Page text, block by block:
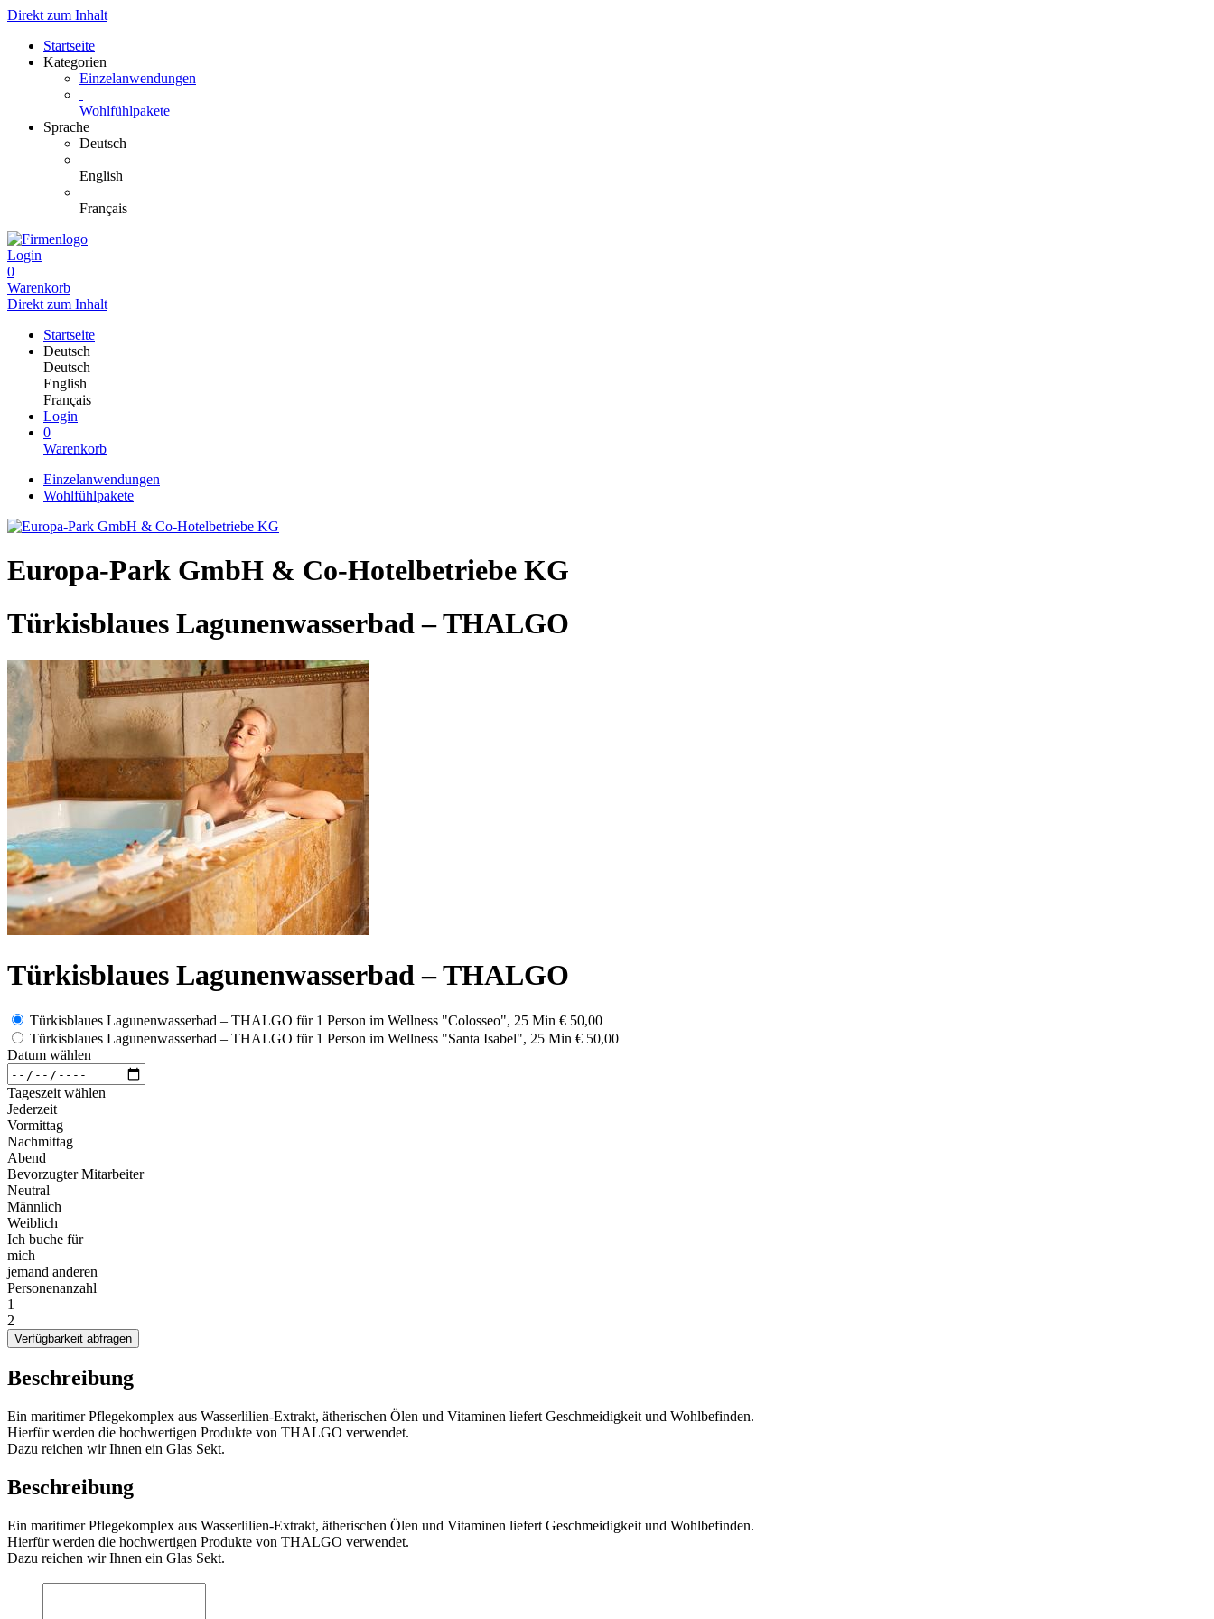
Direkt zum Inhalt
Startseite
Kategorien
Einzelanwendungen
Wohlfühlpakete
Sprache
Deutsch
English
Français
Login
0
Warenkorb
Direkt zum Inhalt
Startseite
Deutsch
Deutsch
English
Français
Login
0
Warenkorb
Einzelanwendungen
Wohlfühlpakete
Europa-Park GmbH & Co-Hotelbetriebe KG
Türkisblaues Lagunenwasserbad – THALGO
Türkisblaues Lagunenwasserbad – THALGO
Türkisblaues Lagunenwasserbad – THALGO für 1 Person im Wellness "Colosseo", 25 Min € 50,00
Türkisblaues Lagunenwasserbad – THALGO für 1 Person im Wellness "Santa Isabel", 25 Min € 50,00
Datum wählen
Tageszeit wählen
Jederzeit
Vormittag
Nachmittag
Abend
Bevorzugter Mitarbeiter
Neutral
Männlich
Weiblich
Ich buche für
mich
jemand anderen
Personenanzahl
1
2
Verfügbarkeit abfragen
Beschreibung
Ein maritimer Pflegekomplex aus Wasserlilien-Extrakt, ätherischen Ölen und Vitaminen liefert Geschmeidigkeit und Wohlbefinden.
Hierfür werden die hochwertigen Produkte von THALGO verwendet.
Dazu reichen wir Ihnen ein Glas Sekt.
Beschreibung
Ein maritimer Pflegekomplex aus Wasserlilien-Extrakt, ätherischen Ölen und Vitaminen liefert Geschmeidigkeit und Wohlbefinden.
Hierfür werden die hochwertigen Produkte von THALGO verwendet.
Dazu reichen wir Ihnen ein Glas Sekt.